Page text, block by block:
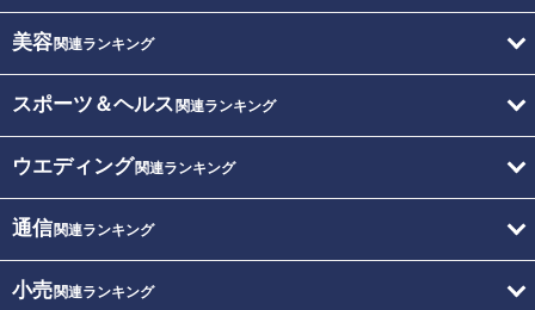
美容関連ランキング
スポーツ＆ヘルス 関連ランキング
ウエディング関連ランキング
通信関連ランキング
小売関連ランキング